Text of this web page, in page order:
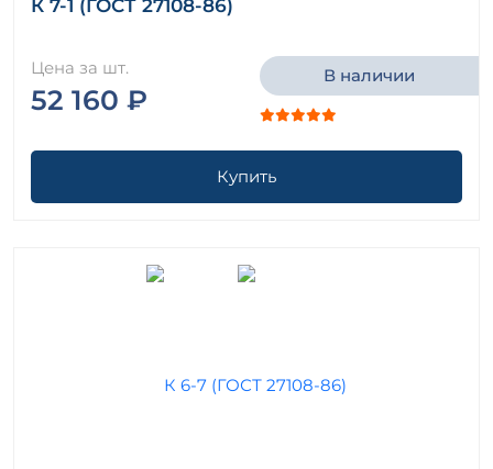
К 7-1 (ГОСТ 27108-86)
Цена за шт.
52 160 ₽
В наличии
Купить